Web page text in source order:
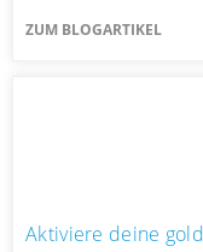
ZUM BLOGARTIKEL
Aktiviere deine